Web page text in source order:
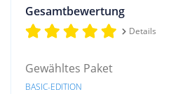
Gesamtbewertung
Details
Gewähltes Paket
BASIC-EDITION